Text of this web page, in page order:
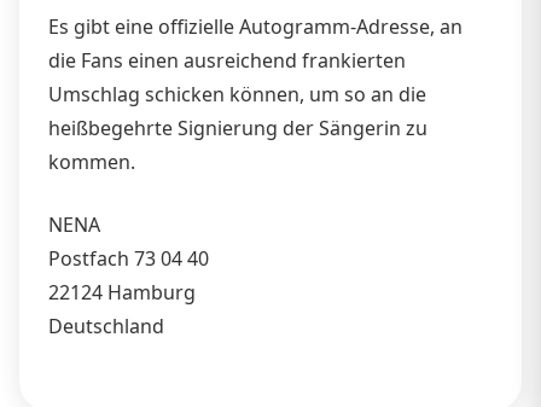
Es gibt eine offizielle Autogramm-Adresse, an
die Fans einen ausreichend frankierten
Umschlag schicken können, um so an die
heißbegehrte Signierung der Sängerin zu
kommen.
NENA
Postfach 73 04 40
22124 Hamburg
Deutschland